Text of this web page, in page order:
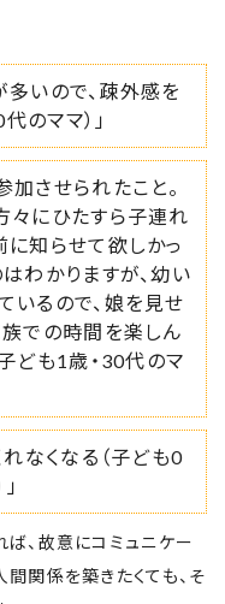
いので、疎外感を
のママ）」
させられたこと。
々にひたすら子連れ
知らせて欲しかっ
わかりますが、幼い
いるので、娘を見せ
での時間を楽しん
ども1歳・30代のマ
れなくなる（子ども0
、故意にコミュニケー
関係を築きたくても、そ